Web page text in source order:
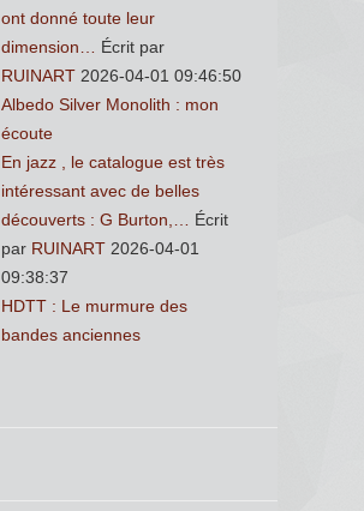
ont donné toute leur
dimension…
Écrit par
RUINART 2026-04-01 09:46:50
Albedo Silver Monolith : mon
écoute
En jazz , le catalogue est très
intéressant avec de belles
découverts : G Burton,…
Écrit
par RUINART 2026-04-01
09:38:37
HDTT : Le murmure des
bandes anciennes